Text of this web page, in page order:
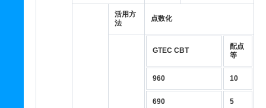
活用方
法
点数化
GTEC CBT
配点
等
960 10
690 5